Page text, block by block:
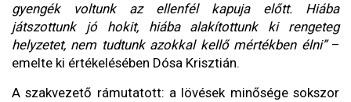
gyengék voltunk az ellenfél kapuja előtt. Hiába
játszottunk jó hokit, hiába alakítottunk ki rengeteg
helyzetet, nem tudtunk azokkal kellő mértékben élni”–
emelte ki értékelésében Dósa Krisztián.
A szakvezető rámutatott: a lövések minősége sokszor